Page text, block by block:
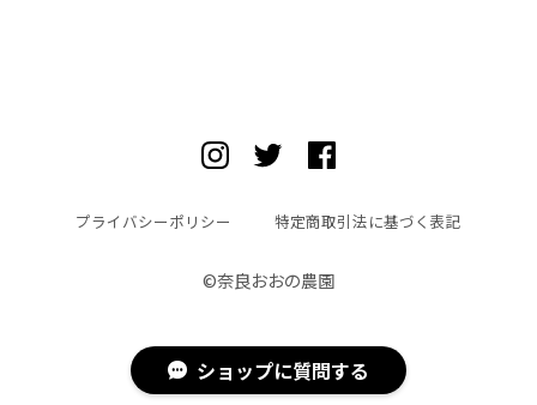
プライバシーポリシー 特定商取引法に基づく表記
©︎奈良おおの農園
ショップに質問する